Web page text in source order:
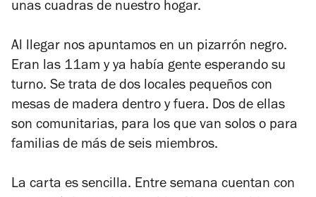
unas cuadras de nuestro hogar.
Al llegar nos apuntamos en un pizarrón negro.
Eran las 11am y ya había gente esperando su
turno. Se trata de dos locales pequeños con
mesas de madera dentro y fuera. Dos de ellas
son comunitarias, para los que van solos o para
familias de más de seis miembros.
La carta es sencilla. Entre semana cuentan con